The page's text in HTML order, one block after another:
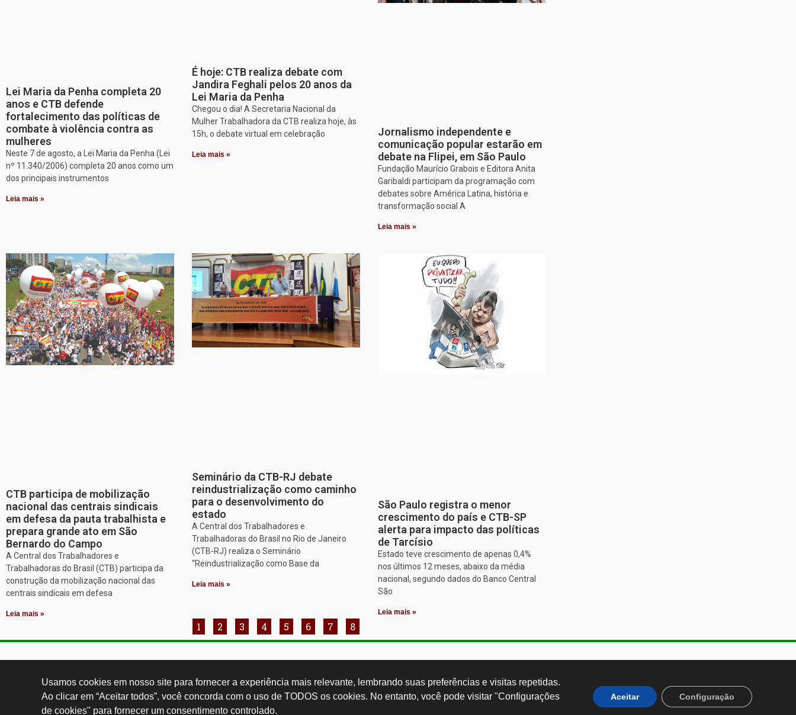
Lei Maria da Penha completa 20
anos e CTB defende
fortalecimento das políticas de
combate à violência contra as
mulheres
Neste 7 de agosto, a Lei Maria da Penha (Lei
nº 11.340/2006) completa 20 anos como um
dos principais instrumentos
Leia mais »
É hoje: CTB realiza debate com
Jandira Feghali pelos 20 anos da
Lei Maria da Penha
Chegou o dia! A Secretaria Nacional da
Mulher Trabalhadora da CTB realiza hoje, às
15h, o debate virtual em celebração
Leia mais »
Jornalismo independente e
comunicação popular estarão em
debate na Flipei, em São Paulo
Fundação Maurício Grabois e Editora Anita
Garibaldi participam da programação com
debates sobre América Latina, história e
transformação social A
Leia mais »
CTB participa de mobilização
nacional das centrais sindicais
em defesa da pauta trabalhista e
prepara grande ato em São
Bernardo do Campo
A Central dos Trabalhadores e
Trabalhadoras do Brasil (CTB) participa da
construção da mobilização nacional das
centrais sindicais em defesa
Leia mais »
Seminário da CTB-RJ debate
reindustrialização como caminho
para o desenvolvimento do
estado
A Central dos Trabalhadores e
Trabalhadoras do Brasil no Rio de Janeiro
(CTB-RJ) realiza o Seminário
“Reindustrialização como Base da
Leia mais »
São Paulo registra o menor
crescimento do país e CTB-SP
alerta para impacto das políticas
de Tarcísio
Estado teve crescimento de apenas 0,4%
nos últimos 12 meses, abaixo da média
nacional, segundo dados do Banco Central
São
Leia mais »
1 2 3 4 5 6 7 8
Paulo - SP - Brasil CEP: 01251-001
Usamos cookies em nosso site para fornecer a experiência mais relevante, lembrando suas preferências e visitas repetidas.
Ao clicar em “Aceitar todos”, você concorda com o uso de TODOS os cookies. No entanto, você pode visitar "Configurações
de cookies" para fornecer um consentimento controlado.
Aceitar Configuração